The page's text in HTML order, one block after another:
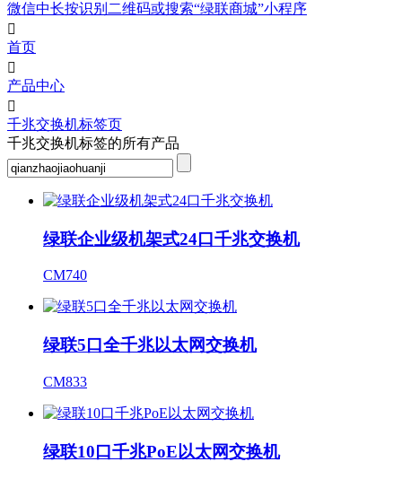
微信中长按识别二维码或搜索“绿联商城”小程序

首页

产品中心

千兆交换机标签页
千兆交换机标签的所有产品
绿联企业级机架式24口千兆交换机
CM740
绿联5口全千兆以太网交换机
CM833
绿联10口千兆PoE以太网交换机